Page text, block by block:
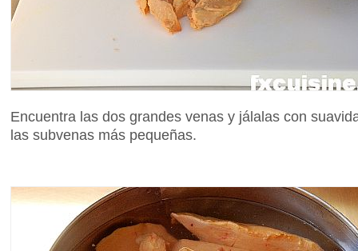
Encuentra las dos grandes venas y jálalas con
las subvenas más pequeñas.